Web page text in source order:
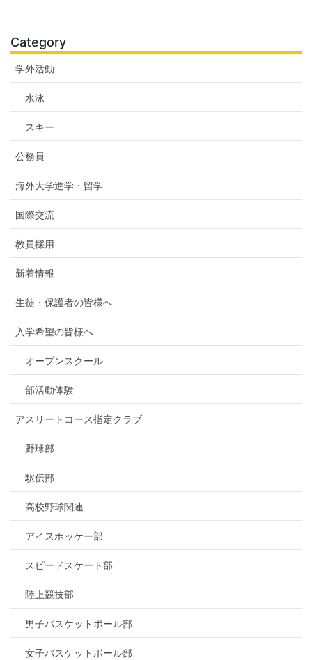
Category
学外活動
水泳
スキー
公務員
海外大学進学・留学
国際交流
教員採用
新着情報
生徒・保護者の皆様へ
入学希望の皆様へ
オープンスクール
部活動体験
アスリートコース指定クラブ
野球部
駅伝部
高校野球関連
アイスホッケー部
スピードスケート部
陸上競技部
男子バスケットボール部
女子バスケットボール部